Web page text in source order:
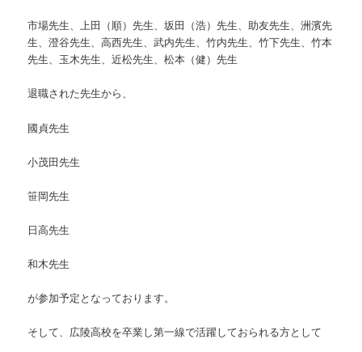
市場先生、上田（順）先生、坂田（浩）先生、助友先生、洲濱先
生、澄谷先生、高西先生、武内先生、竹内先生、竹下先生、竹本
先生、玉木先生、近松先生、松本（健）先生
退職された先生から、
國貞先生
小茂田先生
笹岡先生
日高先生
和木先生
が参加予定となっております。
そして、広陵高校を卒業し第一線で活躍しておられる方として